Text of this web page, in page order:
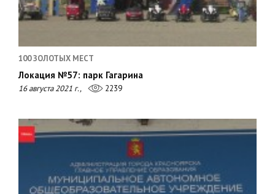
100 ЗОЛОТЫХ МЕСТ
Локация №57: парк Гагарина
16 августа 2021 г., 2239